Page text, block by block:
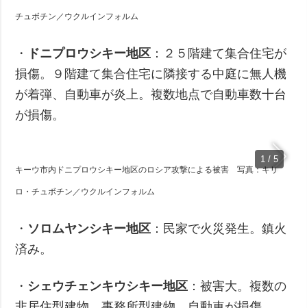
チュボチン／ウクルインフォルム
・ ドニプロウシキー地区 ：２５階建て集合住宅が
損傷。９階建て集合住宅に隣接する中庭に無人機
が着弾、自動車が炎上。複数地点で自動車数十台
が損傷。
1 / 5
キーウ市内ドニプロウシキー地区のロシア攻撃による被害 写真：キリ
ロ・チュボチン／ウクルインフォルム
・ ソロムヤンシキー地区 ：民家で火災発生。鎮火
済み。
・ シェウチェンキウシキー地区 ：被害大。複数の